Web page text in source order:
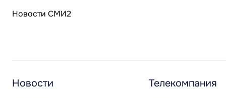
Новости СМИ2
Новости Телекомпания